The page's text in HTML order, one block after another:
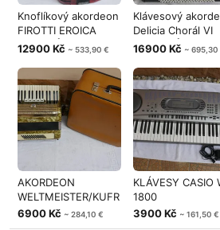
Knoflíkový akordeon
FIROTTI EROICA
120BASŮ
12900 Kč ~ 533,90 €
Klávesový
Delicia Chorál VI
/120BASŮ
16900 Kč ~ 695,30
AKORDEON
WELTMEISTER/KUFR
6900 Kč ~ 284,10 €
KLÁVESY CASIO
1800
3900 Kč ~ 161,50 €